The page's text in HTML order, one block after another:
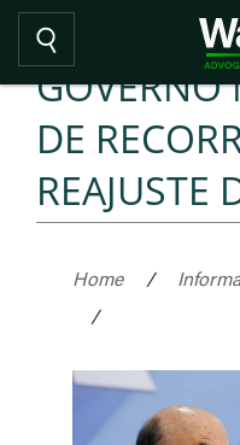
GOVERNO
DE
REAJUSTE
Home /
/